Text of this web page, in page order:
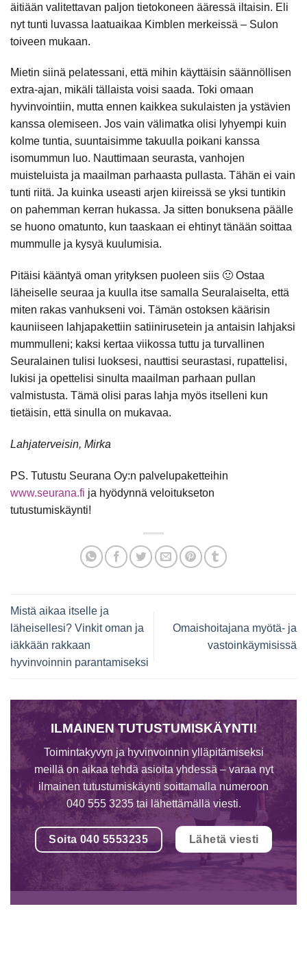
äitiään valitettavan paljon tietokoneen ääressä iltaisin. Eli
nyt tunti luvassa laatuaikaa Kimblen merkeissä – Sulon
toiveen mukaan.
Mietin siinä pelatessani, että mihin käyttäisin säännöllisen
extra-ajan, mikäli tällaista voisi saada. Toki omaan
hyvinvointiin, mutta ennen kaikkea sukulaisten ja ystävien
kanssa olemiseen. Jos vain välimatka olisi lyhyempi kuin
kolme tuntia, suuntaisimme takuulla poikani kanssa
isomummun luo. Nauttimaan seurasta, vanhojen
muisteluista ja maailman parhaasta pullasta. Tähän ei vain
tunti riitä. Ja kuinka useasti arjen kiireissä se yksi tuntikin
on pahemman kerran hukassa. Ja sitten bonuksena päälle
se huono omatunto, kun taaskaan ei ehtinyt tänään soittaa
mummulle ja kysyä kuulumisia.
Pitäisi kääntyä oman yrityksen puoleen siis 🙂 Ostaa
läheiselle seuraa ja kuulla itse samalla Seuralaiselta, että
miten rakas vanhukseni voi. Tämän ostoksen käärisin
kauniiseen lahjapakettiin satiinirusetein ja antaisin lahjaksi
mummulleni; kaksi kertaa viikossa tuttu ja turvallinen
Seuralainen tulisi luoksesi, nauttisi seurastasi, rupattelisi,
lukisi ja opettelisi sinulta maailman parhaan pullan
valmistusta. Tämä olisi paras lahja myös itselleni kun
tietäisin, että sinulla on mukavaa.
Lahjaterveisin, Mirka
PS. Tutustu Seurana Oy:n palvelupaketteihin
www.seurana.fi ja hyödynnä veloitukseton
tutustumiskäynti!
Mistä aikaa itselle ja
läheisellesi? Vinkit oman ja
iäkkään rakkaan
hyvinvoinnin parantamiseksi
Omaishoitajana myötä- ja
vastoinkäymisissä
ILMAINEN TUTUSTUMISKÄYNTI!
Toimintakyvyn ja hyvinvoinnin ylläpitämiseksi
meillä on aikaa tehdä asioita yhdessä – varaa nyt
ilmainen tutustumiskäynti soittamalla numeroon
040 555 3235 tai lähettämällä viesti.
Soita 040 5553235 Lähetä viesti